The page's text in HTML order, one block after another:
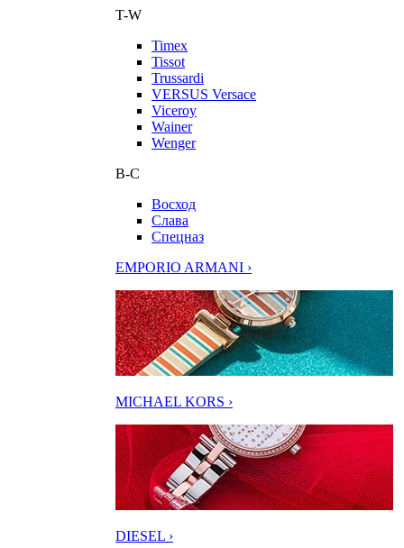
T-W
Timex
Tissot
Trussardi
VERSUS Versace
Viceroy
Wainer
Wenger
В-С
Восход
Слава
Спецназ
EMPORIO ARMANI ›
MICHAEL KORS ›
DIESEL ›